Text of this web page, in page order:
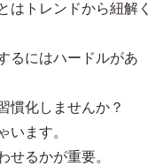
はトレンドから紐解く
るにはハードルがあ
慣化しませんか？
います。
せるかが重要。